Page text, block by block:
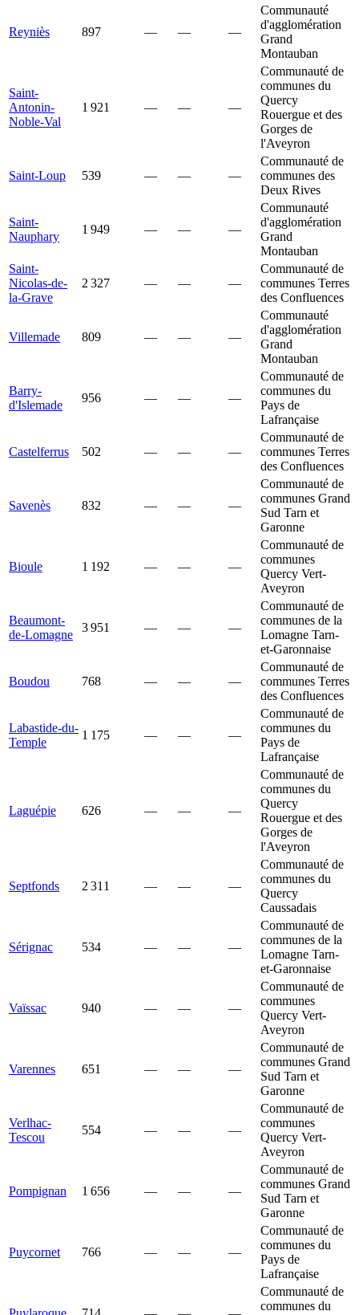
Reyniès 897 — — —
Communauté
d'agglomération
Grand
Montauban
Saint-
Antonin-
Noble-Val
1 921 — — —
Communauté de
communes du
Quercy
Rouergue et des
Gorges de
l'Aveyron
Saint-Loup 539 — — —
Communauté de
communes des
Deux Rives
Saint-
Nauphary
1 949 — — —
Communauté
d'agglomération
Grand
Montauban
Saint-
Nicolas-de-
la-Grave
2 327 — — —
Communauté de
communes Terres
des Confluences
Villemade 809 — — —
Communauté
d'agglomération
Grand
Montauban
Barry-
d'Islemade
956 — — —
Communauté de
communes du
Pays de
Lafrançaise
Castelferrus 502 — — —
Communauté de
communes Terres
des Confluences
Savenès 832 — — —
Communauté de
communes Grand
Sud Tarn et
Garonne
Bioule 1 192 — — —
Communauté de
communes
Quercy Vert-
Aveyron
Beaumont-
de-Lomagne
3 951 — — —
Communauté de
communes de la
Lomagne Tarn-
et-Garonnaise
Boudou 768 — — —
Communauté de
communes Terres
des Confluences
Labastide-du-
Temple
1 175 — — —
Communauté de
communes du
Pays de
Lafrançaise
Laguépie 626 — — —
Communauté de
communes du
Quercy
Rouergue et des
Gorges de
l'Aveyron
Septfonds 2 311 — — —
Communauté de
communes du
Quercy
Caussadais
Sérignac 534 — — —
Communauté de
communes de la
Lomagne Tarn-
et-Garonnaise
Vaïssac 940 — — —
Communauté de
communes
Quercy Vert-
Aveyron
Varennes 651 — — —
Communauté de
communes Grand
Sud Tarn et
Garonne
Verlhac-
Tescou
554 — — —
Communauté de
communes
Quercy Vert-
Aveyron
Pompignan 1 656 — — —
Communauté de
communes Grand
Sud Tarn et
Garonne
Puycornet 766 — — —
Communauté de
communes du
Pays de
Lafrançaise
Communauté de
communes du